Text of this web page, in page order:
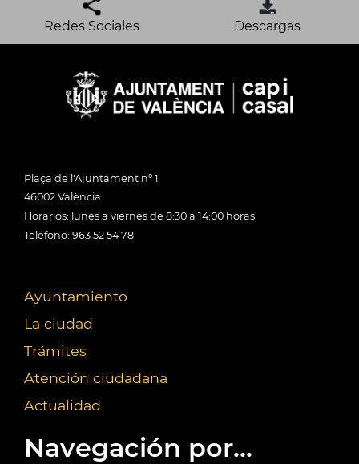
Redes Sociales Descargas
Plaça de l'Ajuntament nº 1
46002 València
Horarios: lunes a viernes de 8:30 a 14:00 horas
Teléfono: 963 52 54 78
Ayuntamiento
La ciudad
Trámites
Atención ciudadana
Actualidad
Navegación por...